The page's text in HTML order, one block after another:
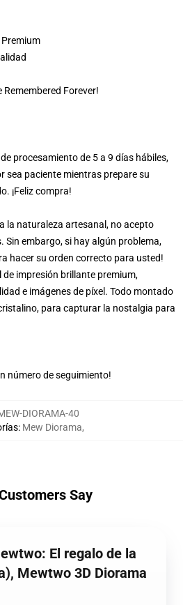
Premium
Remembered Forever!
procesamiento de 5 a 9 días hábiles,
sea paciente mientras prepare su
¡Feliz compra!
la naturaleza artesanal, no acepto
Sin embargo, si hay algún problema,
hacer su orden correcto para usted!
impresión brillante premium,
e imágenes de píxel. Todo montado
para capturar la nostalgia para
número de seguimiento!
DIORAMA-40
: Mew Diorama,
Say
El regalo de la
Mewtwo 3D Diorama